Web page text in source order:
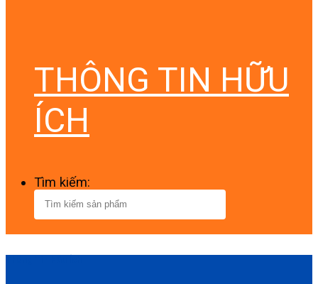
THÔNG TIN HỮU
ÍCH
Tìm kiếm: